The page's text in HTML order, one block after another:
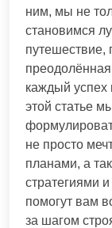
ним, мы не
становимся
путешествие,
преодолённая
каждый
этой статье
не просто
планами, а
стратегиями
помогут вам
за шагом